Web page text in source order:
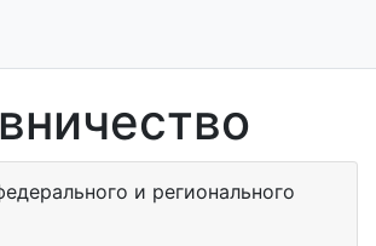
и регионального